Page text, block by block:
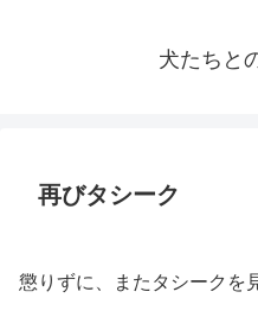
犬たちと
再びタシーク
懲りずに、またタシークを